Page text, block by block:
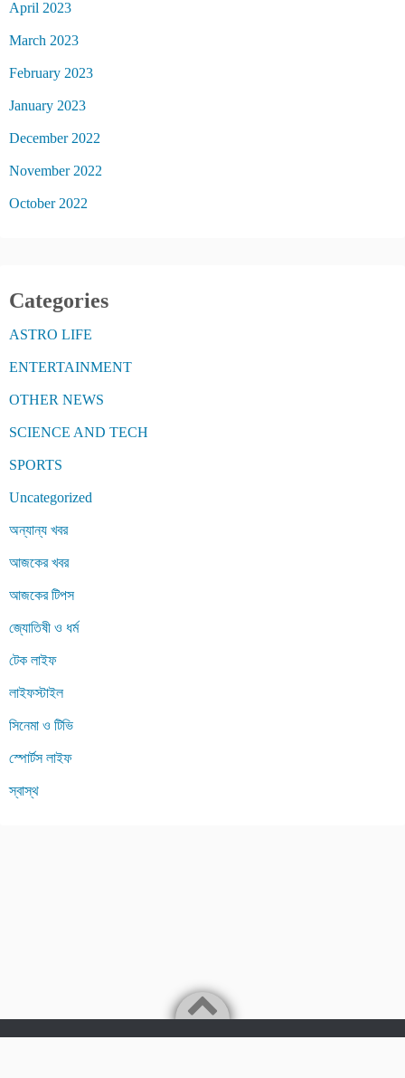
April 2023
March 2023
February 2023
January 2023
December 2022
November 2022
October 2022
Categories
ASTRO LIFE
ENTERTAINMENT
OTHER NEWS
SCIENCE AND TECH
SPORTS
Uncategorized
অন্যান্য খবর
আজকের খবর
আজকের টিপস
জ্যোতিষী ও ধর্ম
টেক লাইফ
লাইফস্টাইল
সিনেমা ও টিভি
স্পোর্টস লাইফ
স্বাস্থ